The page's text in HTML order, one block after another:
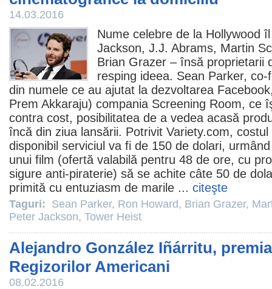
14.03.2016
Nume celebre de la Hollywood
Jackson, J.J. Abrams, Martin
Brian Grazer – însă proprietarii
resping ideea. Sean Parker, co-
din numele ce au ajutat la dezvoltarea
Prem Akkaraju) compania Screening Room, ce
contra cost, posibilitatea de a vedea acasă
încă din ziua lansării. Potrivit Variety.com,
disponibil serviciul va fi de 150 de dolari,
unui film (ofertă valabilă pentru 48 de ore, cu
sigure anti-piraterie) să se achite câte 50 de
primită cu entuziasm de marile ... citeşte
Taguri: Sean Parker, Ron Howard, Brian Grazer,
Peter Jackson, Tower Heist
Alejandro González Iñárritu,
Regizorilor Americani
08.02.2016